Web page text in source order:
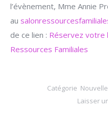
l’évènement, Mme Annie
au
de ce lien : Réservez votre
Ressources Familiales
Catégorie
Laisser